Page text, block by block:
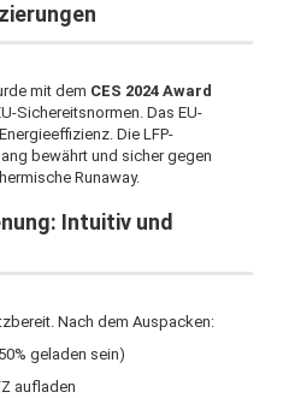
mit dem CES 2024 Award
Sichereitsnormen. Das EU-
Die LFP-
bewährt und sicher gegen
Runaway.
Intuitiv und
Nach dem Auspacken:
geladen sein)
aufladen